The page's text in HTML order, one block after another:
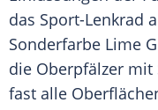
das Sport-Lenkrad
Sonderfarbe Lime
die Oberpfälzer
fast alle